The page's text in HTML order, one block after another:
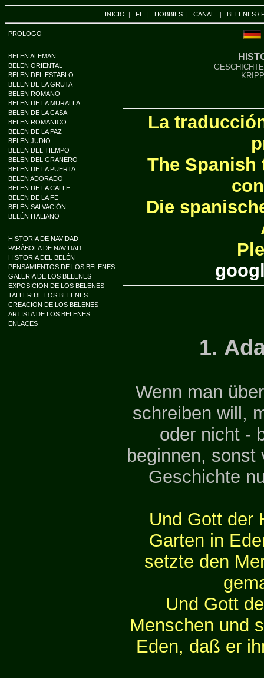
INICIO | FE| HOBBIES| CANAL | BELENES /
PROLOGO
BELEN ALEMAN
BELEN ORIENTAL
BELEN DEL ESTABLO
BELEN DE LA GRUTA
BELEN ROMANO
BELEN DE LA MURALLA
BELEN DE LA CASA
BELEN ROMANICO
BELEN DE LA PAZ
BELEN JUDIO
BELEN DEL TIEMPO
BELEN DEL GRANERO
BELEN DE LA PUERTA
BELEN ADORADO
BELEN DE LA CALLE
BELEN DE LA FE
BELÉN SALVACIÓN
BELÉN ITALIANO
HISTORIA DE NAVIDAD
PARÁBOLA DE NAVIDAD
HISTORIA DEL BELÉN
PENSAMIENTOS DE LOS BELENES
GALERIA DE LOS BELENES
EXPOSICION DE LOS BELENES
TALLER DE LOS BELENES
CREACION DE LOS BELENES
ARTISTA DE LOS BELENES
ENLACES
La
The
Die
1.
Wenn man
schreiben will,
oder nicht -
beginnen,
Geschichte
Und Gott der
Garten in
setzte den
Und Gott
Menschen und
Eden, daß er